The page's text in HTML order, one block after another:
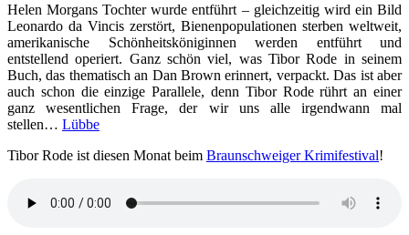
du
Helen Morgans Tochter wurde entführt – gleichzeitig wird ein Bild
Leonardo da Vincis zerstört, Bienenpopulationen sterben weltweit,
amerikanische Schönheitsköniginnen werden entführt und
entstellend operiert. Ganz schön viel, was Tibor Rode in seinem
Buch, das thematisch an Dan Brown erinnert, verpackt. Das ist aber
auch schon die einzige Parallele, denn Tibor Rode rührt an einer
ganz wesentlichen Frage, der wir uns alle irgendwann mal
stellen… Lübbe
Tibor Rode ist diesen Monat beim Braunschweiger Krimifestival!